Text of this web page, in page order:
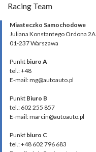
Racing Team
Miasteczko Samochodowe
Juliana Konstantego Ordona 2A
01-237 Warszawa
Punkt biuro A
tel.: +48
E-mail: mg@autoauto.pl
Punkt Biuro B
tel.: 602 255 857
E-mail: marcin@autoauto.pl
Punkt biuro C
tel.: +48 602 796 683